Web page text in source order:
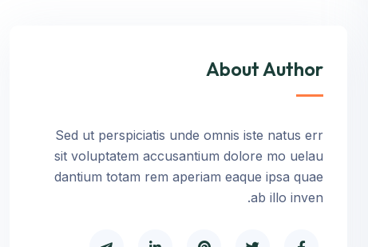
About Author
Sed ut perspiciatis unde omnis iste natus err
sit voluptatem accusantium dolore mo uelau
dantium totam rem aperiam eaque ipsa quae
ab illo inven.